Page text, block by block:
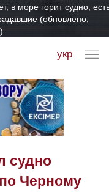
в море горит судно,
(обновлено,
укр
судно
Черному